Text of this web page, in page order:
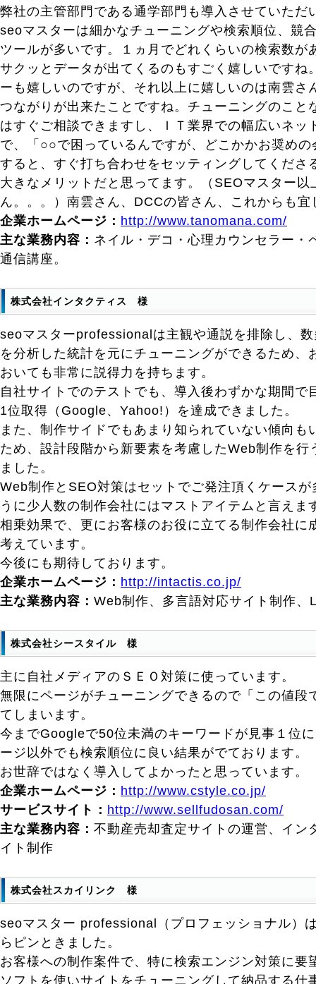
弊社の主管部門である通学部門も導入させていただ
seoマスターは細かなチューニングや検索順位、競
ツールが多いです。１ヵ月でどれくらいの検索数
サクッとデータが出てくるのもすごく嬉しいですね
ーも嬉しいのですが、それ以上に嬉しいのは南雲さ
つながりが出来たことですね。チューニングのこと
はすぐご相談できますし、ＩＴ業界での幅広いネッ
で、「○○で困っているんですが、どこかかお奨め
すると、すぐ打ち合わせをセッティングしてくださ
大きなメリットだと思ってます。（SEOマスター以
ん。。。）南雲さん、DCCの皆さん、これからも
企業ホームページ： http://www.tanomana.com/
主な業務内容： ネイル・デコ・心理カウンセラー・
通信講座。
株式会社インタクティス 様
seoマスターprofessionalは主観や通説を排除し、
を分析した統計を元にチューニングができるため、
おいても非常に説得力を持ちます。
自社サイトでのテストでも、導入後わずかな期間で
1位取得（Google、Yahoo!）を達成できました。
また、制作サイドでもあまり知られていない傾向も
ため、設計段階から新要素を考慮したWeb制作を行
ました。
Web制作とSEO対策はセットでご発注頂くケース
うに少人数の制作会社にはマストアイテムと言えま
相乗効果で、更にお客様のお役に立てる制作会社に
考えています。
今後にも期待しております。
企業ホームページ： http://intactis.co.jp/
主な業務内容： Web制作、多言語対応サイト制作、
株式会社シースタイル 様
主に自社メディアのＳＥＯ対策に使っています。
無限にページがチューニングできるので「この値段
てしまいます。
今までGoogleで50位未満のキーワードが見事１位
ージ以外でも検索順位に良い結果がでております。
お世辞ではなく導入してよかったと思っています。
企業ホームページ： http://www.cstyle.co.jp/
サービスサイト： http://www.sellfudosan.com/
主な業務内容： 不動産売却査定サイトの運営、イン
イト制作
株式会社スカイリンク 様
seoマスター professional（プロフェッショナル）
らピンときました。
お客様への制作案件で、特に検索エンジン対策に要
ソフトを使いサイトをチューニングして納品する仕